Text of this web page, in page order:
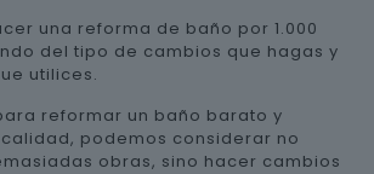
una reforma de baño por 1.000
del tipo de cambios que hagas y
utilices.
reformar un baño barato y
podemos considerar no
obras, sino hacer cambios